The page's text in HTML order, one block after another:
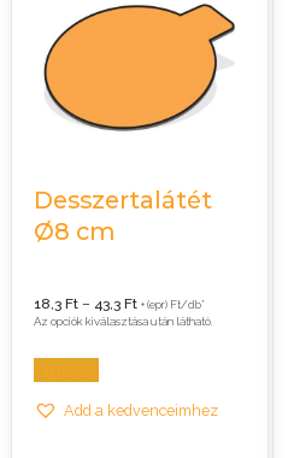
Desszertalátét
Ø8 cm
18,3Ft – 43,3FtÁrtartomány:
18,3 Ft
+ (epr) Ft/db*
Az opciók kiválasztása után látható.
Opciók
Add a kedvenceimhez